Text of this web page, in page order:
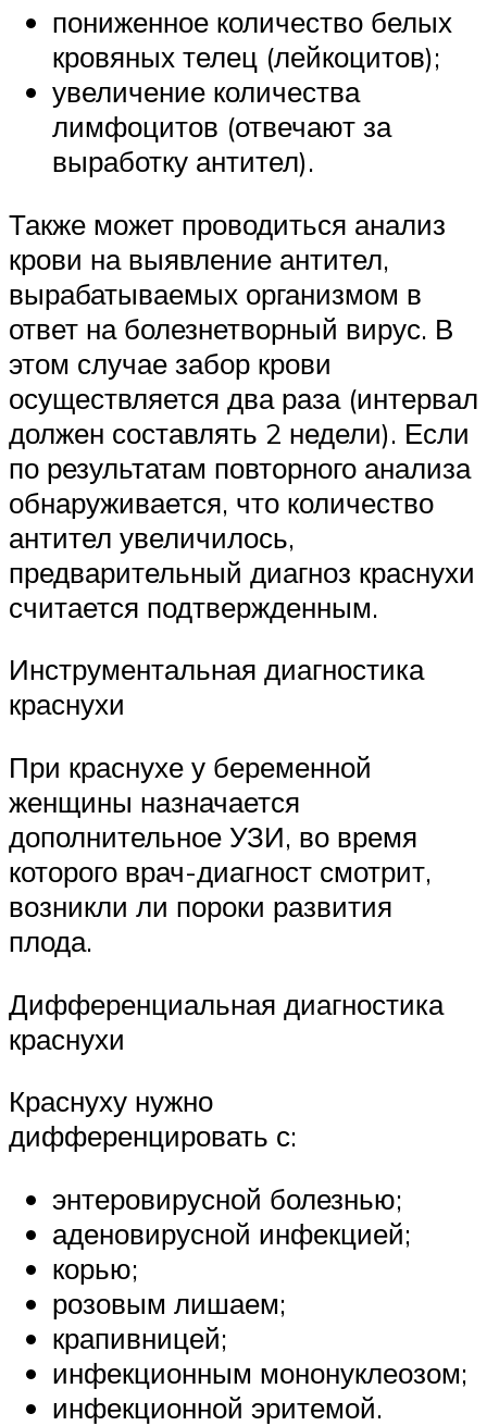
пониженное количество белых
кровяных телец (лейкоцитов);
увеличение количества
лимфоцитов (отвечают за
выработку антител).
Также может проводиться анализ
крови на выявление антител,
вырабатываемых организмом в
ответ на болезнетворный вирус. В
этом случае забор крови
осуществляется два раза (интервал
должен составлять 2 недели). Если
по результатам повторного анализа
обнаруживается, что количество
антител увеличилось,
предварительный диагноз краснухи
считается подтвержденным.
Инструментальная диагностика
краснухи
При краснухе у беременной
женщины назначается
дополнительное УЗИ, во время
которого врач-диагност смотрит,
возникли ли пороки развития
плода.
Дифференциальная диагностика
краснухи
Краснуху нужно
дифференцировать с:
энтеровирусной болезнью;
аденовирусной инфекцией;
корью;
розовым лишаем;
крапивницей;
инфекционным мононуклеозом;
инфекционной эритемой.